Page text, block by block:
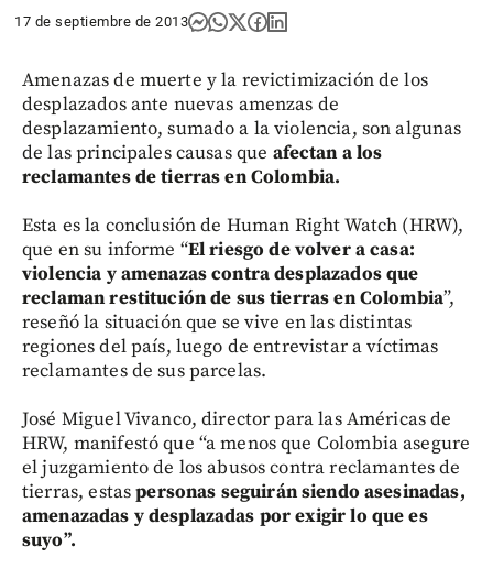
17 de septiembre de 2013
Amenazas de muerte y la revictimización de los
desplazados ante nuevas amenzas de
desplazamiento, sumado a la violencia, son algunas
de las principales causas que afectan a los
reclamantes de tierras en Colombia.
Esta es la conclusión de Human Right Watch (HRW),
que en su informe “El riesgo de volver a casa:
violencia y amenazas contra desplazados que
reclaman restitución de sus tierras en Colombia”,
reseñó la situación que se vive en las distintas
regiones del país, luego de entrevistar a víctimas
reclamantes de sus parcelas.
José Miguel Vivanco, director para las Américas de
HRW, manifestó que “a menos que Colombia asegure
el juzgamiento de los abusos contra reclamantes de
tierras, estaspersonas seguirán siendo asesinadas,
amenazadas y desplazadas por exigir lo que es
suyo”.